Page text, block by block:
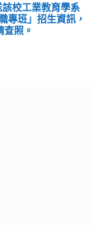
校工業教育學系
專班」招生資訊，
照。